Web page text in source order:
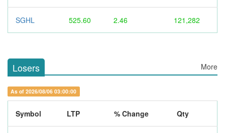
SGHL 525.60 2.46 121,282
Losers More
As of 2026/08/06 03:00:00
Symbol LTP % Change Qty